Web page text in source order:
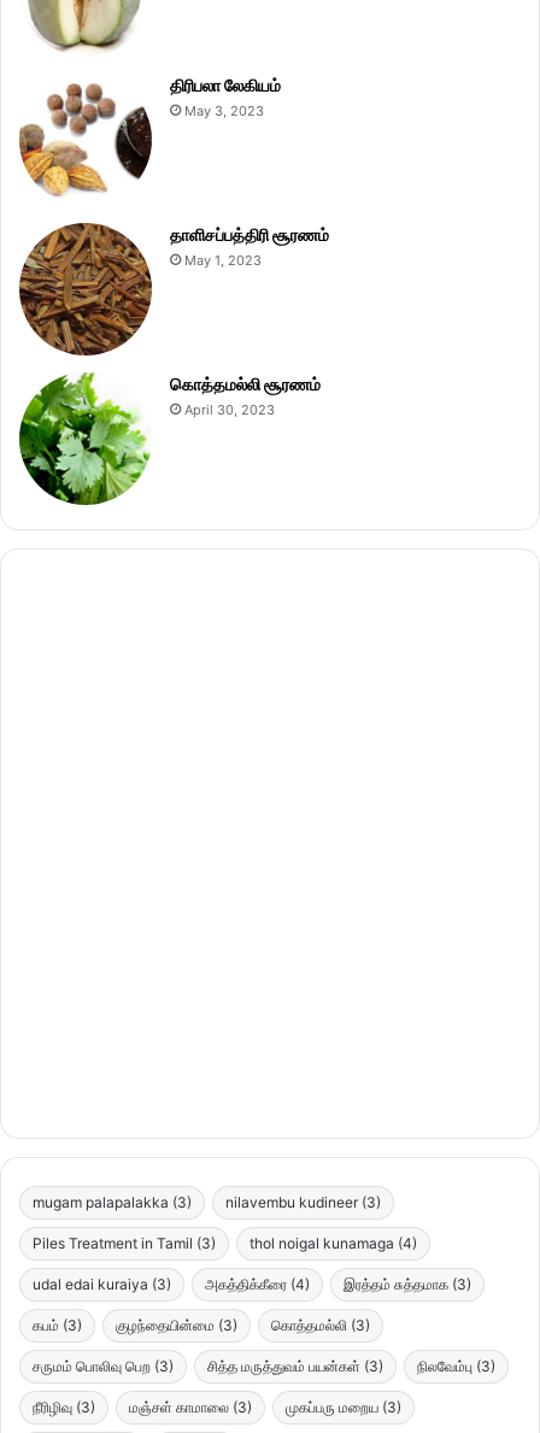
திரிபலா லேகியம்
May 3, 2023
தாளிசப்பத்திரி சூரணம்
May 1, 2023
கொத்தமல்லி சூரணம்
April 30, 2023
mugam palapalakka (3) nilavembu kudineer (3)
Piles Treatment in Tamil (3) thol noigal kunamaga (4)
udal edai kuraiya (3) அகத்திக்கீரை (4) இரத்தம் சுத்தமாக (3)
கபம் (3) குழந்தையின்மை (3) கொத்தமல்லி (3)
சருமம் பொலிவு பெற (3) சித்த மருத்துவம் பயன்கள் (3) நிலவேம்பு (3)
நீரிழிவு (3) மஞ்சள் காமாலை (3) முகப்பரு மறைய (3)